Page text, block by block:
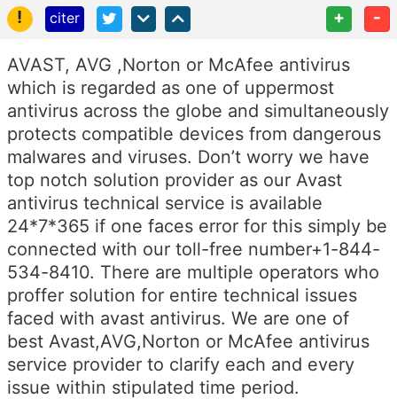
!
citer + -
AVAST, AVG ,Norton or McAfee antivirus
which is regarded as one of uppermost
antivirus across the globe and simultaneously
protects compatible devices from dangerous
malwares and viruses. Don’t worry we have
top notch solution provider as our Avast
antivirus technical service is available
24*7*365 if one faces error for this simply be
connected with our toll-free number+1-844-
534-8410. There are multiple operators who
proffer solution for entire technical issues
faced with avast antivirus. We are one of
best Avast,AVG,Norton or McAfee antivirus
service provider to clarify each and every
issue within stipulated time period.